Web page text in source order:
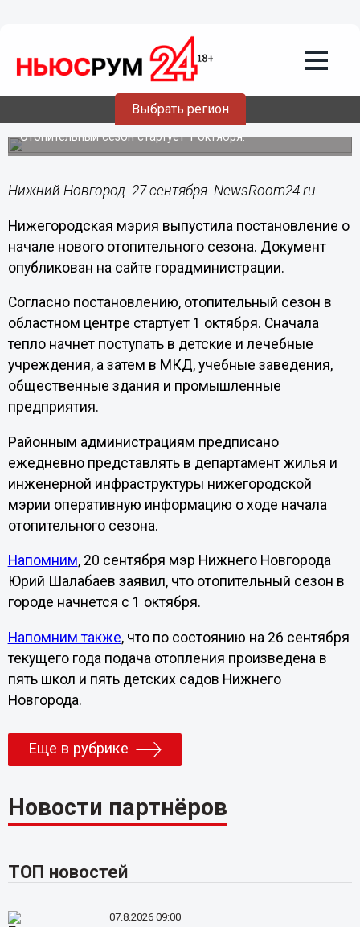
Выбрать регион
Администрация Нижнего Новгорода
выпустила постановление о пуске
Отопительный сезон стартует 1 октября.
Нижний Новгород. 27 сентября. NewsRoom24.ru -
Нижегородская мэрия выпустила постановление о
начале нового отопительного сезона. Документ
опубликован на сайте горадминистрации.
Согласно постановлению, отопительный сезон в
областном центре стартует 1 октября. Сначала
тепло начнет поступать в детские и лечебные
учреждения, а затем в МКД, учебные заведения,
общественные здания и промышленные
предприятия.
Районным администрациям предписано
ежедневно представлять в департамент жилья и
инженерной инфраструктуры нижегородской
мэрии оперативную информацию о ходе начала
отопительного сезона.
Напомним, 20 сентября мэр Нижнего Новгорода
Юрий Шалабаев заявил, что отопительный сезон в
городе начнется с 1 октября.
Напомним также, что по состоянию на 26 сентября
текущего года подача отопления произведена в
пять школ и пять детских садов Нижнего
Новгорода.
Еще в рубрике
Новости партнёров
ТОП новостей
07.8.2026 09:00